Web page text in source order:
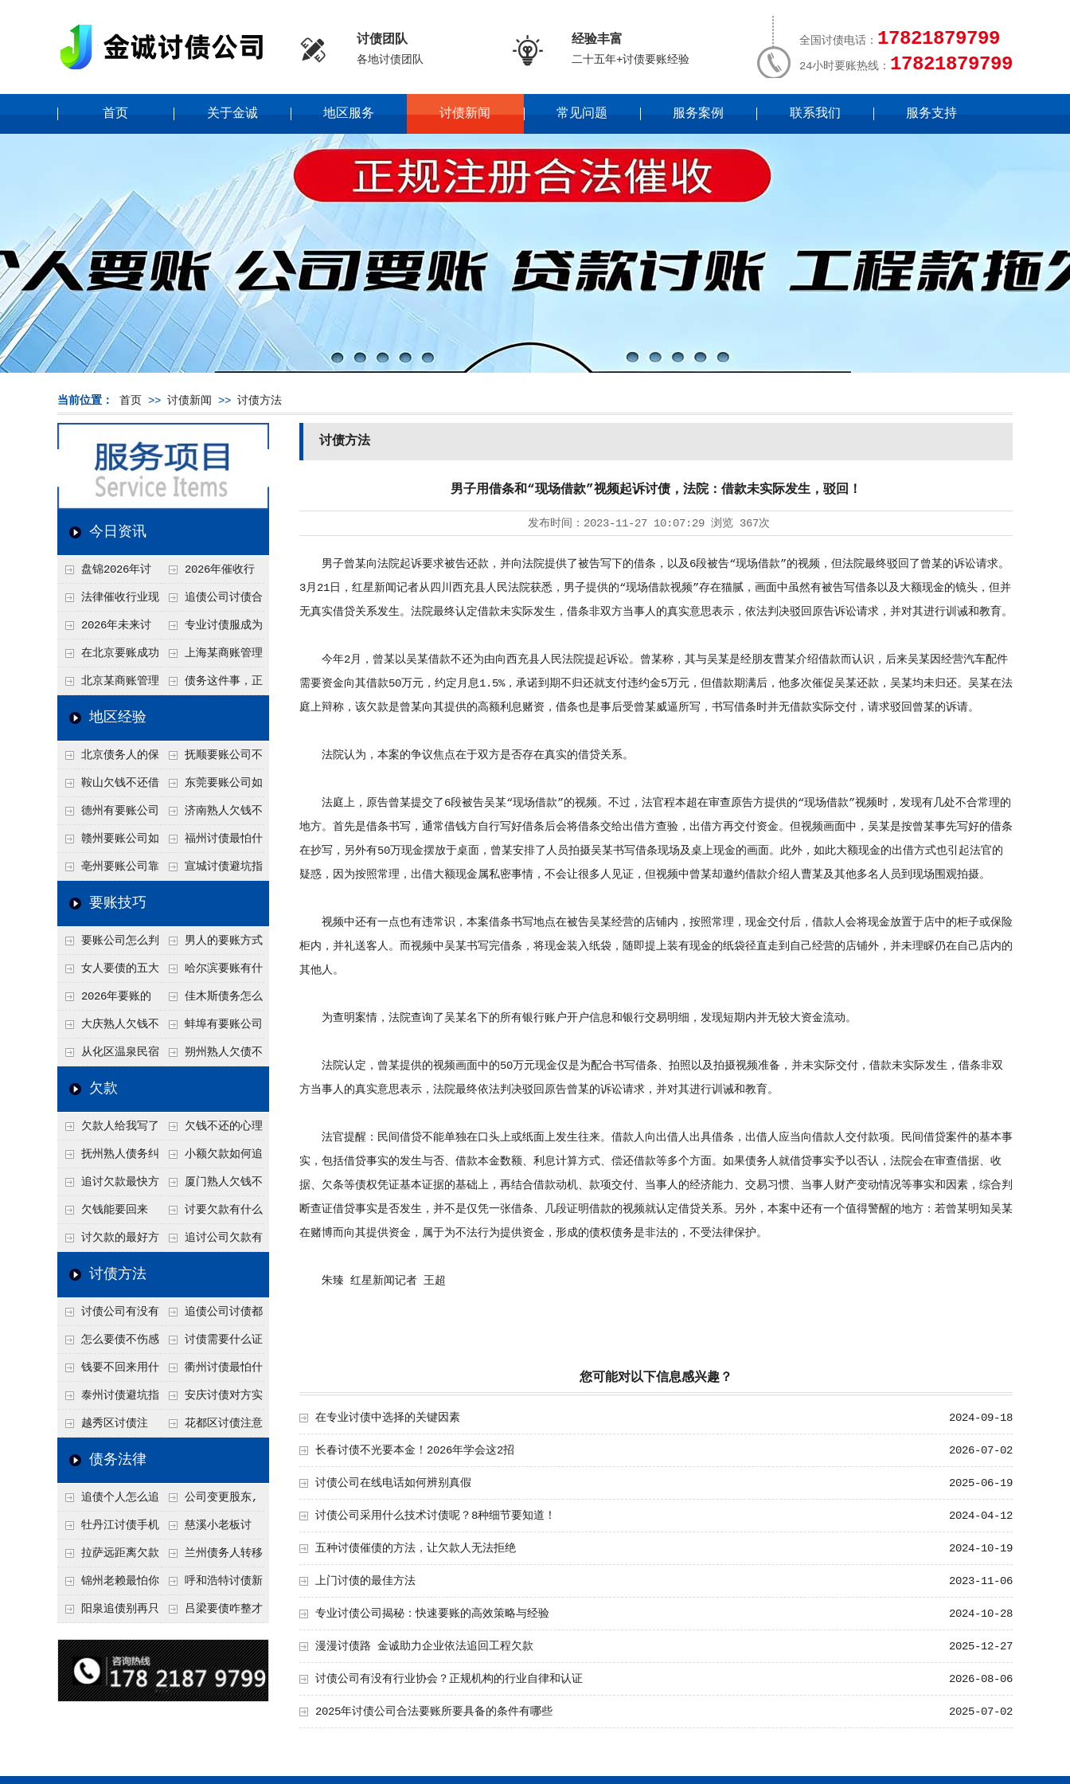
 讨债团队
各地讨债团队  经验丰富
二十五年+讨债要账经验
全国讨债电话： 17821879799
24小时要账热线： 17821879799
首页 关于金诚 地区服务 讨债新闻 常见问题 服务案例 联系我们 服务支持
当前位置： 首页 >> 讨债新闻 >> 讨债方法
今日资讯
盘锦2026年讨
债新趋势
2026年催收行
业发展现状、竞争格
局及未来趋势分析
法律催收行业现
状、合规痛点与未来
发展趋势深度解析
追债公司讨债合
法方法总结
2026年未来讨
债要账公司发展趋势
专业讨债服成为
2026年的发展趋势
在北京要账成功
率高吗？未来追账公
司发展趋势引发行业
上海某商账管理
机构聚焦合规服务
北京某商账管理
服务机构持续提升合
力企业化解应收账款
难题
债务这件事，正
地区经验
北京债务人的保
证人能不能找？担保
人的连带责任怎么追
抚顺要账公司不
敢透漏的追回方法是
什么？
鞍山欠钱不还借
口太多？2026年这3
句反问话术，直接把
他后路堵死
东莞要账公司如
何有效要账讨债？20
26年合法追债经验总
结！
德州有要账公司
吗？如何合法讨债才
不沾风险？
济南熟人欠钱不
还？
赣州要账公司如
何有效讨债？合法追
债四步秘籍
福州讨债最怕什
么？2026年这两个关
亳州要账公司靠
谱吗？合法讨债四步
宣城讨债避坑指
回！
要账技巧
要账公司怎么判
断这个案子能不能
接？接案评估的标准
男人的要账方式
是什么呢？
女人要债的五大
绝招,轻松搞定
哈尔滨要账有什
么合法手段？2026年
最新追账方式总结！
2026年要账的
七个小方法
佳木斯债务怎么
追回呢？2026年成功
要账就用这2招
大庆熟人欠钱不
还躲猫猫？2026年这
个“诉前调解”成功率
蚌埠有要账公司
吗？2026年这3个方
从化区温泉民宿
老板借钱不还？2026
施压，立马主动结清
朔州熟人欠债不
死账变活
欠款
欠款人给我写了
还款计划书有用吗？
书面承诺的法律效力
欠钱不还的心理
是什么？读懂欠款人
的心态催收事半功倍
抚州熟人债务纠
纷咋办？这一招好开
口
小额欠款如何追
讨
追讨欠款最快方
法是什么？
厦门熟人欠钱不
还？2026年合法秘
籍！
欠钱能要回来
吗？
讨要欠款有什么
好办法
讨欠款的最好方 追讨公司欠款有
讨债方法
讨债公司有没有
行业协会？正规机构
的行业自律和认证
追债公司讨债都
有哪些手段
怎么要债不伤感
情？
讨债需要什么证
据
钱要不回来用什
么方法要回来
衢州讨债最怕什
么？2026年这两个关
键细节，做错就很难
泰州讨债避坑指
南：2026年这2个细
节不注意，钱很难要
安庆讨债对方实
在没钱咋办？
越秀区讨债注
意！没有借条只有微
把钱要回来
花都区讨债注意
节点”催收最有效
债务法律
追债个人怎么追
回呢？2026年最新绝
招选择！
公司变更股东,
变更前的债权债务谁
承担
牡丹江讨债手机
搞定：2026年线上立
案追债全流程，足不
出户
慈溪小老板讨
债，2026年这2个本
地行业协会出面，比
法院传票快
拉萨远距离欠款
对方在牧区联系不
上，2026年委托当地
兰州债务人转移
财产后申请破产，20
26年破产程序里还能
锦州老赖最怕你
懂这1条，2026
罪”详解，能判刑
呼和浩特讨债新
招：2026年用“律师
成本低见效快
阳泉追债别再只
类隐形财产（公积
金、保单）也能执行
吕梁要债咋整才
调解渠道，比找公司
强
讨债方法
男子用借条和“现场借款”视频起诉讨债，法院：借款未实际发生，驳回！
发布时间： 2023-11-27 10:07:29 浏览 367次
男子曾某向法院起诉要求被告还款，并向法院提供了被告写下的借条，以及6段被告“现场借款”的视频，但法院最终驳回了曾某的诉讼请求。
3月21日，红星新闻记者从四川西充县人民法院获悉，男子提供的“现场借款视频”存在猫腻，画面中虽然有被告写借条以及大额现金的镜头，但并
无真实借贷关系发生。法院最终认定借款未实际发生，借条非双方当事人的真实意思表示，依法判决驳回原告诉讼请求，并对其进行训诫和教育。
今年2月，曾某以吴某借款不还为由向西充县人民法院提起诉讼。曾某称，其与吴某是经朋友曹某介绍借款而认识，后来吴某因经营汽车配件
需要资金向其借款50万元，约定月息1.5%，承诺到期不归还就支付违约金5万元，但借款期满后，他多次催促吴某还款，吴某均未归还。吴某在法
庭上辩称，该欠款是曾某向其提供的高额利息赌资，借条也是事后受曾某威逼所写，书写借条时并无借款实际交付，请求驳回曾某的诉请。
法院认为，本案的争议焦点在于双方是否存在真实的借贷关系。
法庭上，原告曾某提交了6段被告吴某“现场借款”的视频。不过，法官程本超在审查原告方提供的“现场借款”视频时，发现有几处不合常理的
地方。首先是借条书写，通常借钱方自行写好借条后会将借条交给出借方查验，出借方再交付资金。但视频画面中，吴某是按曾某事先写好的借条
在抄写，另外有50万现金摆放于桌面，曾某安排了人员拍摄吴某书写借条现场及桌上现金的画面。此外，如此大额现金的出借方式也引起法官的
疑惑，因为按照常理，出借大额现金属私密事情，不会让很多人见证，但视频中曾某却邀约借款介绍人曹某及其他多名人员到现场围观拍摄。
视频中还有一点也有违常识，本案借条书写地点在被告吴某经营的店铺内，按照常理，现金交付后，借款人会将现金放置于店中的柜子或保险
柜内，并礼送客人。而视频中吴某书写完借条，将现金装入纸袋，随即提上装有现金的纸袋径直走到自己经营的店铺外，并未理睬仍在自己店内的
其他人。
为查明案情，法院查询了吴某名下的所有银行账户开户信息和银行交易明细，发现短期内并无较大资金流动。
法院认定，曾某提供的视频画面中的50万元现金仅是为配合书写借条、拍照以及拍摄视频准备，并未实际交付，借款未实际发生，借条非双
方当事人的真实意思表示，法院最终依法判决驳回原告曾某的诉讼请求，并对其进行训诫和教育。
法官提醒：民间借贷不能单独在口头上或纸面上发生往来。借款人向出借人出具借条，出借人应当向借款人交付款项。民间借贷案件的基本事
实，包括借贷事实的发生与否、借款本金数额、利息计算方式、偿还借款等多个方面。如果债务人就借贷事实予以否认，法院会在审查借据、收
据、欠条等债权凭证基本证据的基础上，再结合借款动机、款项交付、当事人的经济能力、交易习惯、当事人财产变动情况等事实和因素，综合判
断查证借贷事实是否发生，并不是仅凭一张借条、几段证明借款的视频就认定借贷关系。另外，本案中还有一个值得警醒的地方：若曾某明知吴某
在赌博而向其提供资金，属于为不法行为提供资金，形成的债权债务是非法的，不受法律保护。
朱臻 红星新闻记者 王超
您可能对以下信息感兴趣？
2024-09-18
在专业讨债中选择的关键因素
2026-07-02
长春讨债不光要本金！2026年学会这2招
2025-06-19
讨债公司在线电话如何辨别真假
2024-04-12
讨债公司采用什么技术讨债呢？8种细节要知道！
2024-10-19
五种讨债催债的方法，让欠款人无法拒绝
2023-11-06
上门讨债的最佳方法
2024-10-28
专业讨债公司揭秘：快速要账的高效策略与经验
2025-12-27
漫漫讨债路 金诚助力企业依法追回工程欠款
2026-08-06
讨债公司有没有行业协会？正规机构的行业自律和认证
2025-07-02
2025年讨债公司合法要账所要具备的条件有哪些